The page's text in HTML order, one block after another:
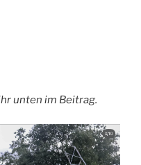
unten im Beitrag.